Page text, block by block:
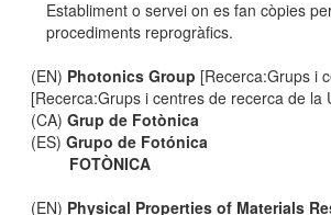
Establiment o servei on es fan còpies
procediments reprogràfics.
(EN) Photonics Group [Recerca:Grups i
[Recerca:Grups i centres de recerca de la
(CA)Grup de Fotònica
(ES)Grupo de Fotónica
FOTÒNICA
(EN) Physical Properties of Materials